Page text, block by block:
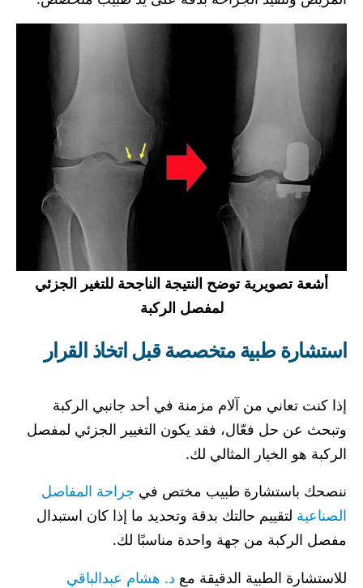
أشعة تصويرية توضح النتيجة الناجحة للتغير الجزئي
لمفصل الركبة
استشارة طبية متخصصة قبل اتخاذ القرار
إذا كنت تعاني من آلام مزمنة في أحد جانبي الركبة
وتبحث عن حل فعّال، فقد يكون التغيير الجزئي لمفصل
الركبة هو الخيار المثالي لك.
ننصحك باستشارة طبيب مختص في جراحة المفاصل
الصناعية لتقييم حالتك بدقة وتحديد ما إذا كان استبدال
مفصل الركبة من جهة واحدة مناسبًا لك.
للاستشارة الطبية الدقيقة مع د. هشام عبدالباقي